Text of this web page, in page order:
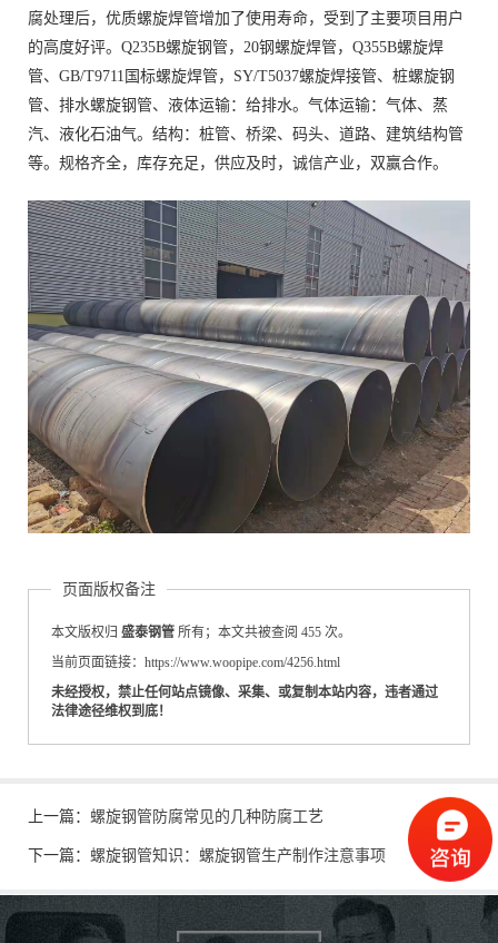
腐处理后，优质螺旋焊管增加了使用寿命，受到了主要项目用户
的高度好评。Q235B螺旋钢管，20钢螺旋焊管，Q355B螺旋焊
管、GB/T9711国标螺旋焊管，SY/T5037螺旋焊接管、桩螺旋钢
管、排水螺旋钢管、液体运输：给排水。气体运输：气体、蒸
汽、液化石油气。结构：桩管、桥梁、码头、道路、建筑结构管
等。规格齐全，库存充足，供应及时，诚信产业，双赢合作。
页面版权备注
本文版权归 盛泰钢管 所有；本文共被查阅 455 次。
当前页面链接：https://www.woopipe.com/4256.html
未经授权，禁止任何站点镜像、采集、或复制本站内容，违者通过
法律途径维权到底！
上一篇： 螺旋钢管防腐常见的几种防腐工艺
下一篇： 螺旋钢管知识：螺旋钢管生产制作注意事项